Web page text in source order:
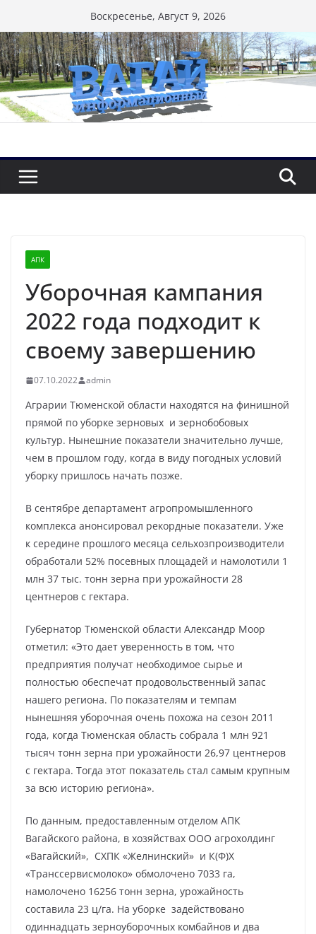
к
содержимому
Воскресенье, Август 9, 2026
АПК
Уборочная кампания
2022 года подходит к
своему завершению
07.10.2022 admin
Аграрии Тюменской области находятся на финишной
прямой по уборке зерновых и зернобобовых
культур. Нынешние показатели значительно лучше,
чем в прошлом году, когда в виду погодных условий
уборку пришлось начать позже.
В сентябре департамент агропромышленного
комплекса анонсировал рекордные показатели. Уже
к середине прошлого месяца сельхозпроизводители
обработали 52% посевных площадей и намолотили 1
млн 37 тыс. тонн зерна при урожайности 28
центнеров с гектара.
Губернатор Тюменской области Александр Моор
отметил: «Это дает уверенность в том, что
предприятия получат необходимое сырье и
полностью обеспечат продовольственный запас
нашего региона. По показателям и темпам
нынешняя уборочная очень похожа на сезон 2011
года, когда Тюменская область собрала 1 млн 921
тысяч тонн зерна при урожайности 26,97 центнеров
с гектара. Тогда этот показатель стал самым крупным
за всю историю региона».
По данным, предоставленным отделом АПК
Вагайского района, в хозяйствах ООО агрохолдинг
«Вагайский», СХПК «Желнинский» и К(Ф)Х
«Транссервисмолоко» обмолочено 7033 га,
намолочено 16256 тонн зерна, урожайность
составила 23 ц/га. На уборке задействовано
одиннадцать зерноуборочных комбайнов и два